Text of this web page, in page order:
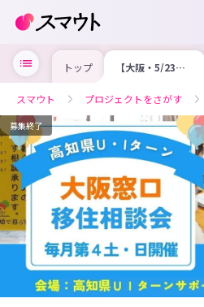
トップ 【大阪・5/23
㈯、24㈰】移住
っくり相談！対面
で移住コンシェル
ジュと♪
スマウト プロジェクトをさがす
募集終了